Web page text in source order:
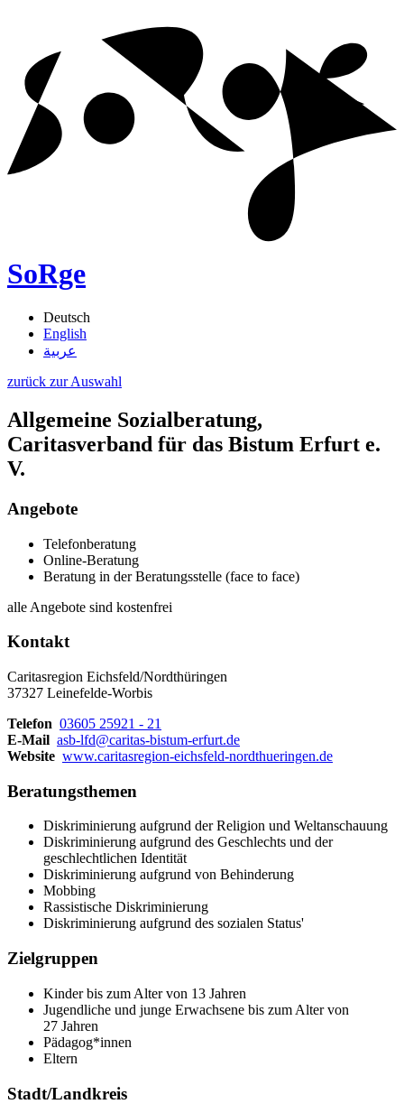
SoRge
Deutsch
English
عربية
zurück zur Auswahl
Allgemeine Sozialberatung,
Caritasverband für das Bistum Erfurt e.
V.
Angebote
Telefonberatung
Online-Beratung
Beratung in der Beratungsstelle (face to face)
alle Angebote sind kostenfrei
Kontakt
Caritasregion Eichsfeld/Nordthüringen
37327 Leinefelde-Worbis
Telefon 03605 25921 - 21
E-Mail asb-lfd@caritas-bistum-erfurt.de
Website www.caritasregion-eichsfeld-nordthueringen.de
Beratungsthemen
Diskriminierung aufgrund der Religion und Weltanschauung
Diskriminierung aufgrund des Geschlechts und der
geschlechtlichen Identität
Diskriminierung aufgrund von Behinderung
Mobbing
Rassistische Diskriminierung
Diskriminierung aufgrund des sozialen Status'
Zielgruppen
Kinder bis zum Alter von 13 Jahren
Jugendliche und junge Erwachsene bis zum Alter von
27 Jahren
Pädagog*innen
Eltern
Stadt/Landkreis